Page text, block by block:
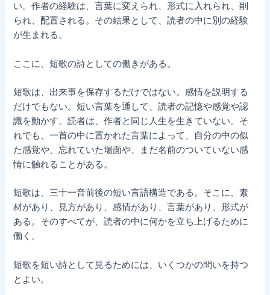
い。作者の経験は、言葉に変えられ、形式に入れられ、削
られ、配置される。その結果として、読者の中に別の経験
が生まれる。
ここに、短歌の詩としての働きがある。
短歌は、出来事を保存するだけではない。感情を説明する
だけでもない。短い言葉を通して、読者の記憶や感覚や認
識を動かす。読者は、作者と同じ人生を生きていない。そ
れでも、一首の中に置かれた言葉によって、自分の中の似
た感覚や、忘れていた場面や、まだ名前のついていない感
情に触れることがある。
短歌は、三十一音前後の短い言語構造である。そこに、素
材があり、見方があり、感情があり、言葉があり、形式が
ある。そのすべてが、読者の中に何かを立ち上げるために
働く。
短歌を短い詩として見るためには、いくつかの問いを持つ
とよい。